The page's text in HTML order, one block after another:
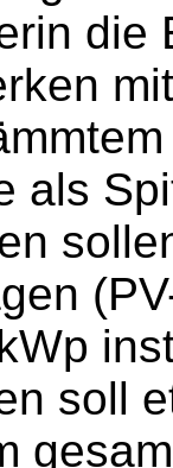
die
als
soll